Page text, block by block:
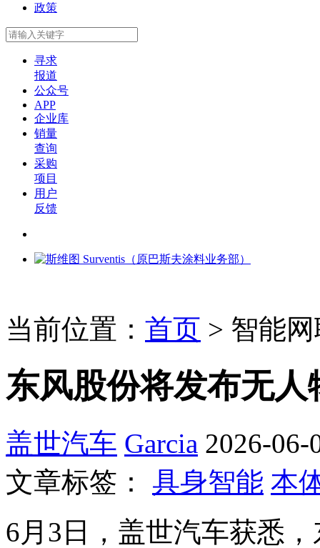
政策
寻求
报道
公众号
APP
企业库
销量
查询
采购
项目
用户
反馈
当前位置： 首页 > 智能
东风股份将发布无人
盖世汽车 Garcia 2026-06-
文章标签： 具身智能 本
6月3日，盖世汽车获悉